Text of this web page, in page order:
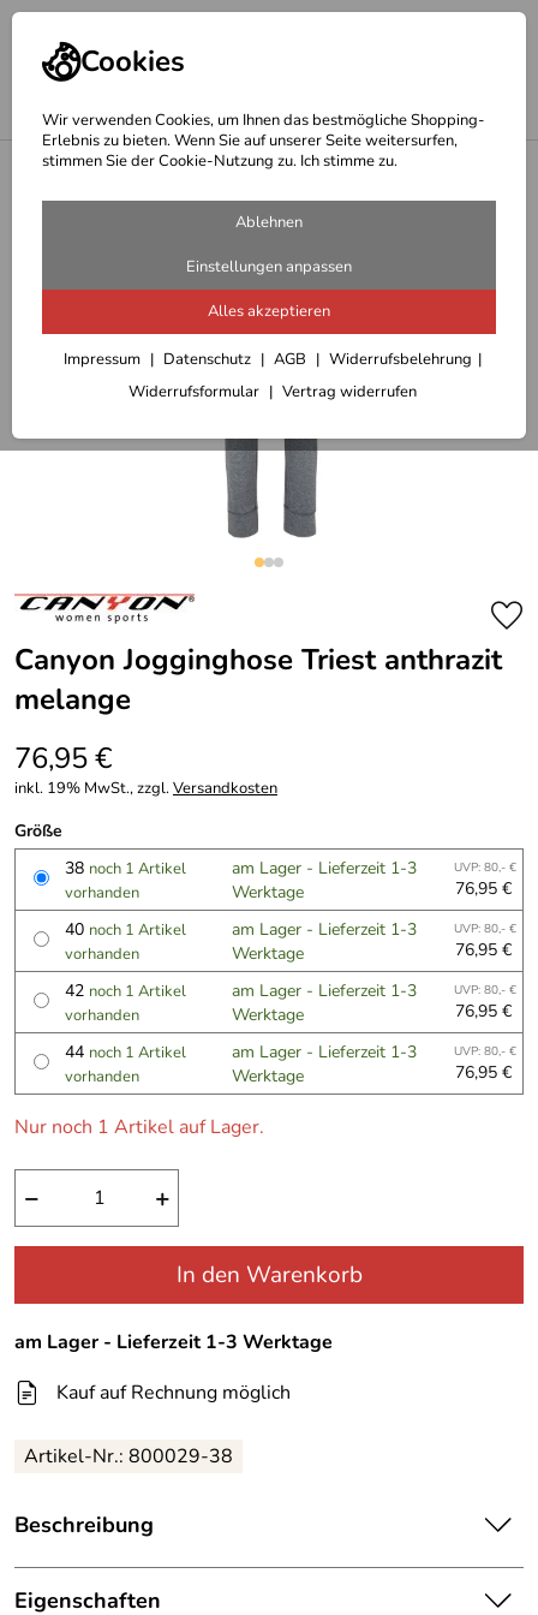
Cookies
Wir verwenden Cookies, um Ihnen das bestmögliche Shopping-
Erlebnis zu bieten. Wenn Sie auf unserer Seite weitersurfen,
stimmen Sie der Cookie-Nutzung zu. Ich stimme zu.
Ablehnen
Einstellungen anpassen
Alles akzeptieren
Impressum Datenschutz AGB
Widerrufsbelehrung
Widerrufsformular
Vertrag widerrufen
Outdoor Hosen/Röcke Damen
Canyon Jogginghose Triest anthrazit
melange
76,95 €
inkl. 19% MwSt., zzgl.Versandkosten
Größe
38 noch 1 Artikel
vorhanden
am Lager - Lieferzeit 1-3
Werktage
UVP: 80,- €
76,95 €
40 noch 1 Artikel
vorhanden
am Lager - Lieferzeit 1-3
Werktage
UVP: 80,- €
76,95 €
42 noch 1 Artikel
vorhanden
am Lager - Lieferzeit 1-3
Werktage
UVP: 80,- €
76,95 €
44 noch 1 Artikel
vorhanden
am Lager - Lieferzeit 1-3
Werktage
UVP: 80,- €
76,95 €
Nur noch 1 Artikel auf Lager.
− +
In den Warenkorb
am Lager - Lieferzeit 1-3 Werktage
Kauf auf Rechnung möglich
Artikel-Nr.: 800029-38
Beschreibung
Canyon Women Sports Joggpants Triest anthrazit melange
Eigenschaften